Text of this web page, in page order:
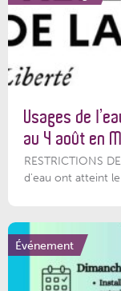
Usages de
au 4 août en
RESTRICTIONS
d'eau ont atteint le
Événement